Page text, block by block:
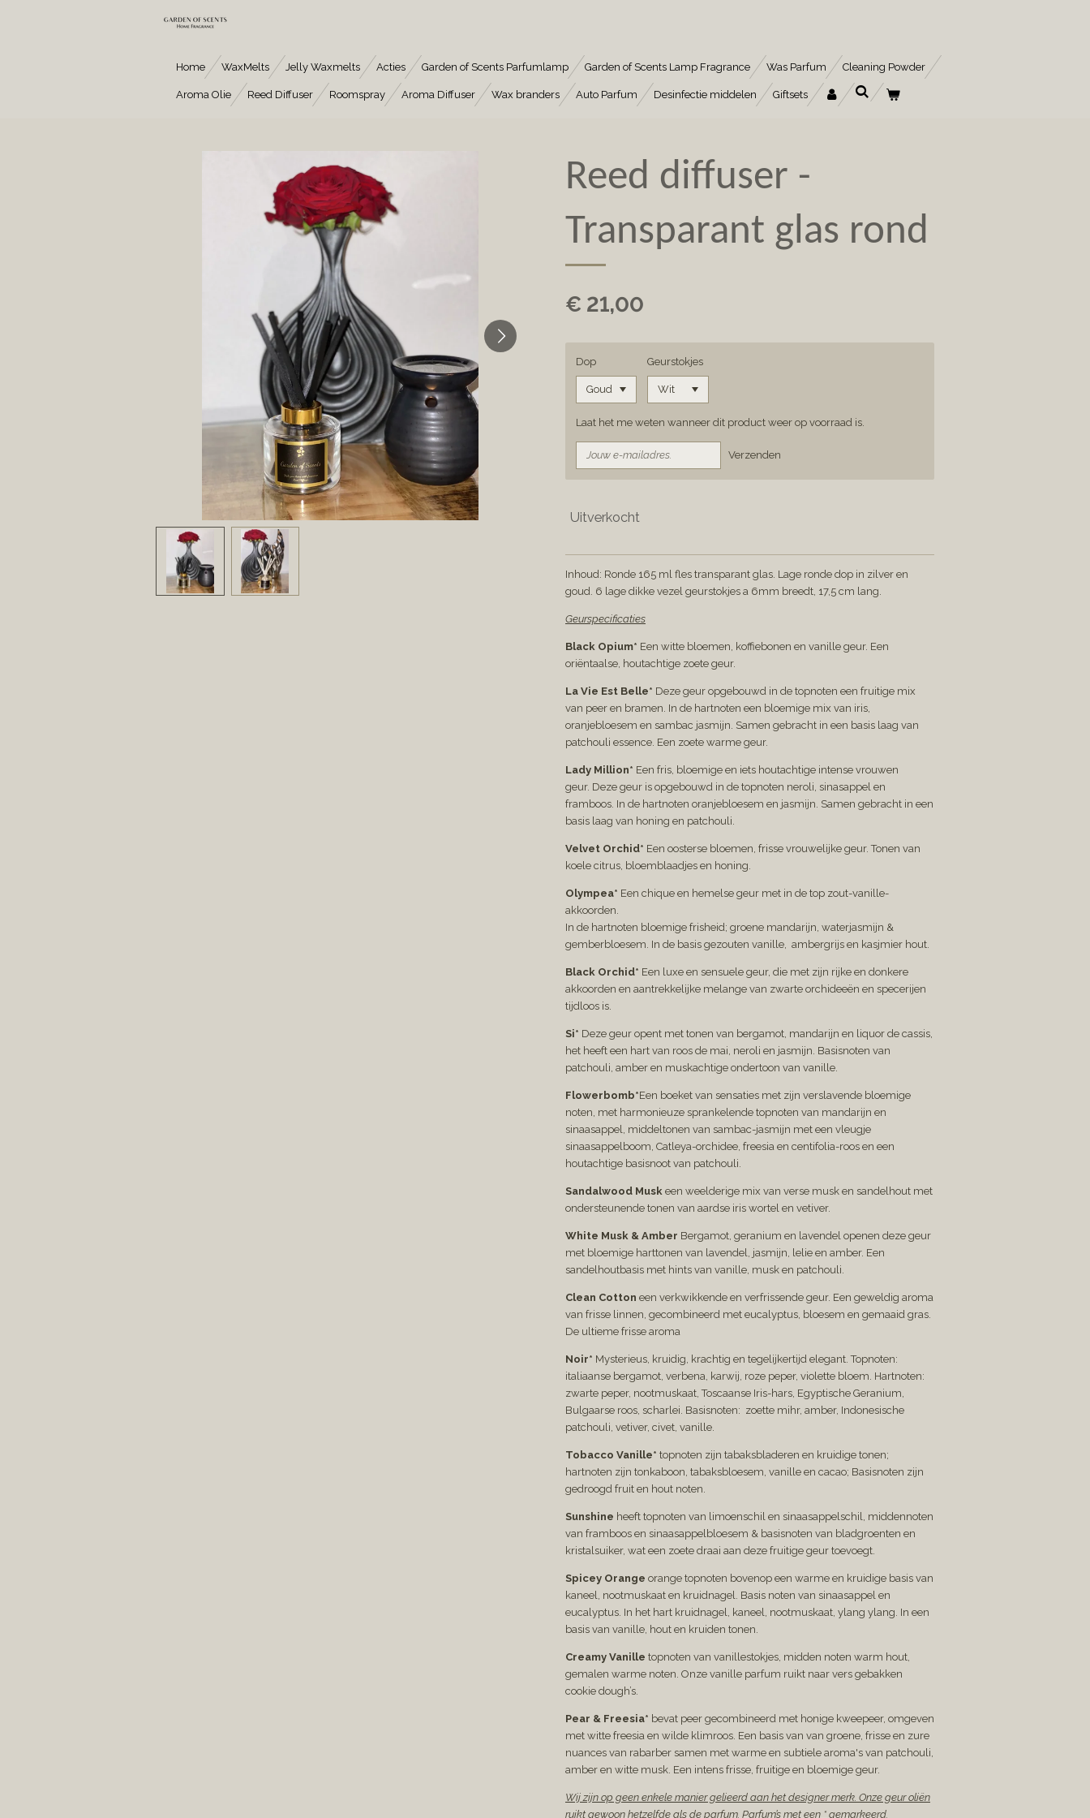
Home WaxMelts Jelly Waxmelts Acties Garden of Scents Parfumlamp Garden of Scents Lamp Fragrance Was Parfum Cleaning Powder
Aroma Olie Reed Diffuser Roomspray Aroma Diffuser Wax branders Auto Parfum Desinfectie middelen Giftsets
Reed diffuser -
Transparant glas rond
€ 21,00
Dop Geurstokjes
Laat het me weten wanneer dit product weer op voorraad is.
Verzenden
Uitverkocht
Inhoud: Ronde 165 ml fles transparant glas. Lage ronde dop in zilver en
goud. 6 lage dikke vezel geurstokjes a 6mm breedt, 17,5 cm lang.
Geurspecificaties
Black Opium* Een witte bloemen, koffiebonen en vanille geur. Een
oriëntaalse, houtachtige zoete geur.
La Vie Est Belle* Deze geur opgebouwd in de topnoten een fruitige mix
van peer en bramen. In de hartnoten een bloemige mix van iris,
oranjebloesem en sambac jasmijn. Samen gebracht in een basis laag van
patchouli essence. Een zoete warme geur.
Lady Million* Een fris, bloemige en iets houtachtige intense vrouwen
geur. Deze geur is opgebouwd in de topnoten neroli, sinasappel en
framboos. In de hartnoten oranjebloesem en jasmijn. Samen gebracht in een
basis laag van honing en patchouli.
Velvet Orchid* Een oosterse bloemen, frisse vrouwelijke geur. Tonen van
koele citrus, bloemblaadjes en honing.
Olympea* Een chique en hemelse geur met in de top zout-vanille-
akkoorden.
In de hartnoten bloemige frisheid; groene mandarijn, waterjasmijn &
gemberbloesem. In de basis gezouten vanille, ambergrijs en kasjmier hout.
Black Orchid* Een luxe en sensuele geur, die met zijn rijke en donkere
akkoorden en aantrekkelijke melange van zwarte orchideeën en specerijen
tijdloos is.
Si* Deze geur opent met tonen van bergamot, mandarijn en liquor de cassis,
het heeft een hart van roos de mai, neroli en jasmijn. Basisnoten van
patchouli, amber en muskachtige ondertoon van vanille.
Flowerbomb*Een boeket van sensaties met zijn verslavende bloemige
noten, met harmonieuze sprankelende topnoten van mandarijn en
sinaasappel, middeltonen van sambac-jasmijn met een vleugje
sinaasappelboom, Catleya-orchidee, freesia en centifolia-roos en een
houtachtige basisnoot van patchouli.
Sandalwood Musk een weelderige mix van verse musk en sandelhout met
ondersteunende tonen van aardse iris wortel en vetiver.
White Musk & Amber Bergamot, geranium en lavendel openen deze geur
met bloemige harttonen van lavendel, jasmijn, lelie en amber. Een
sandelhoutbasis met hints van vanille, musk en patchouli.
Clean Cotton een verkwikkende en verfrissende geur. Een geweldig aroma
van frisse linnen, gecombineerd met eucalyptus, bloesem en gemaaid gras.
De ultieme frisse aroma
Noir* Mysterieus, kruidig, krachtig en tegelijkertijd elegant. Topnoten:
italiaanse bergamot, verbena, karwij, roze peper, violette bloem. Hartnoten:
zwarte peper, nootmuskaat, Toscaanse Iris-hars, Egyptische Geranium,
Bulgaarse roos, scharlei. Basisnoten: zoette mihr, amber, Indonesische
patchouli, vetiver, civet, vanille.
Tobacco Vanille* topnoten zijn tabaksbladeren en kruidige tonen;
hartnoten zijn tonkaboon, tabaksbloesem, vanille en cacao; Basisnoten zijn
gedroogd fruit en hout noten.
Sunshine heeft topnoten van limoenschil en sinaasappelschil, middennoten
van framboos en sinaasappelbloesem & basisnoten van bladgroenten en
kristalsuiker, wat een zoete draai aan deze fruitige geur toevoegt.
Spicey Orange orange topnoten bovenop een warme en kruidige basis van
kaneel, nootmuskaat en kruidnagel. Basis noten van sinaasappel en
eucalyptus. In het hart kruidnagel, kaneel, nootmuskaat, ylang ylang. In een
basis van vanille, hout en kruiden tonen.
Creamy Vanille topnoten van vanillestokjes, midden noten warm hout,
gemalen warme noten. Onze vanille parfum ruikt naar vers gebakken
cookie dough’s.
Pear & Freesia* bevat peer gecombineerd met honige kweepeer, omgeven
met witte freesia en wilde klimroos. Een basis van van groene, frisse en zure
nuances van rabarber samen met warme en subtiele aroma's van patchouli,
amber en witte musk. Een intens frisse, fruitige en bloemige geur.
Wij zijn op geen enkele manier gelieerd aan het designer merk. Onze geur oliën
ruikt gewoon hetzelfde als de parfum. Parfum’s met een * gemarkeerd.